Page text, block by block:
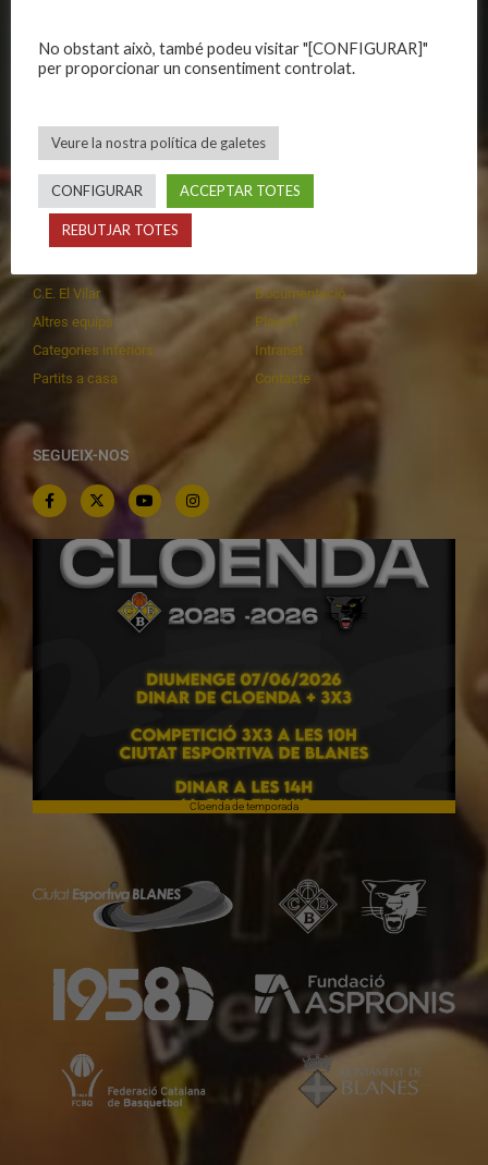
Política de galetes
Escola
CALENDARIS
Primer Equip Masculí
Primer Equip Femení
C.E. El Vilar
Altres equips
Categories inferiors
Partits a casa
INFORMACIONS
Actualitat
Documentació
Playoff
Intranet
Contacte
SEGUEIX-NOS
Cloenda de temporada
No obstant això, també podeu visitar "[CONFIGURAR]"
per proporcionar un consentiment controlat.
Veure la nostra política de galetes
CONFIGURAR ACCEPTAR TOTES
REBUTJAR TOTES